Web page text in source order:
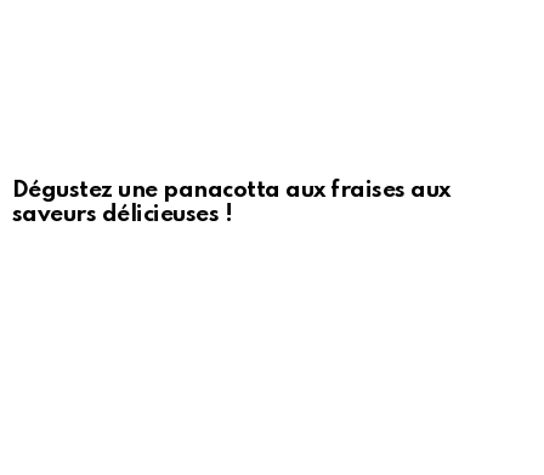
Dégustez une panacotta aux fraises aux
saveurs délicieuses !